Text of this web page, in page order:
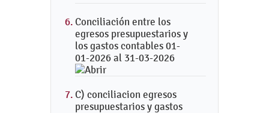
Conciliación entre los
egresos presupuestarios y
los gastos contables 01-
01-2026 al 31-03-2026
C) conciliacion egresos
presupuestarios y gastos